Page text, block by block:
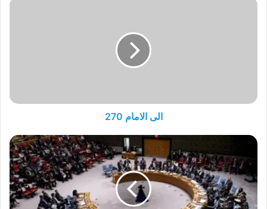
الى
الى الامام 270
مجلس
شريك
في
جرائم
إسرائيل